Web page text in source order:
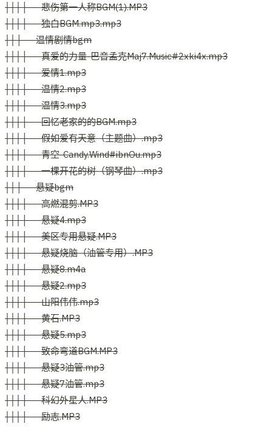
│││├──悲伤第一人称BGM(1).MP3
│││├──独白BGM.mp3.mp3
││├──温情剧情bgm
│││├──真爱的力量-巴音孟克Maj7.Music#2xki4x.mp3
│││├──爱情1.mp3
│││├──温情2.mp3
│││├──温情3.mp3
│││├──回忆老家的的BGM.mp3
│││├──假如爱有天意（主题曲）.mp3
│││├──青空-Candy.Wind#ibnOu.mp3
│││├──一棵开花的树（钢琴曲）.mp3
││├──悬疑bgm
│││├──高燃混剪.MP3
│││├──悬疑4.mp3
│││├──美区专用悬疑.MP3
│││├──悬疑烧脑（油管专用）.MP3
│││├──悬疑8.m4a
│││├──悬疑2.mp3
│││├──山阳伟伟.mp3
│││├──黄石.MP3
│││├──悬疑5.mp3
│││├──致命弯道BGM.MP3
│││├──悬疑3油管.mp3
│││├──悬疑7油管.mp3
│││├──科幻外星人.MP3
│││├──励志.MP3